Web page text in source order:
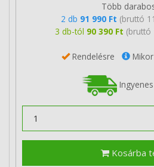
Több
2 db 91 990 Ft (bruttó
3 db-tól 90 390 Ft (bruttó
Rendelésre
Kosárba